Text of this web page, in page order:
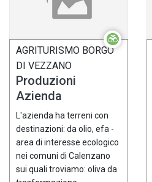
AGRITURISMO BORGO
DI VEZZANO
Produzioni
Azienda
L'azienda ha terreni con
destinazioni: da olio, efa -
area di interesse ecologico
nei comuni di Calenzano
sui quali troviamo: oliva da